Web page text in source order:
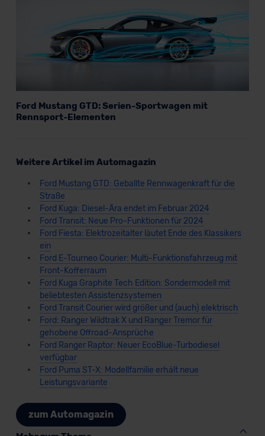
Ford Mustang GTD: Serien-Sportwagen mit
Rennsport-Elementen
Weitere Artikel im Automagazin
Ford Mustang GTD: Geballte Rennwagenkraft für die
Straße
Ford Kuga: Diesel-Ära endet im Februar 2024
Ford Transit: Neue Pro-Funktionen für 2024
Ford Fiesta: Elektrozeitalter läutet Ende des Klassikers
ein
Ford E-Tourneo Courier: Multi-Funktionsfahrzeug mit
Front-Kofferraum
Ford Kuga Graphite Tech Edition: Sondermodell mit
beliebtesten Assistenzsystemen
Ford Transit Courier wird größer und (auch) elektrisch
Ford: Ranger Wildtrak X und Ranger Tremor für
gehobene Offroad-Ansprüche
Ford Ranger Raptor: Neuer EcoBlue-Turbodiesel
verfügbar
Ford Puma ST-X: Modellfamilie erhält neue
Leistungsvariante
zum Automagazin